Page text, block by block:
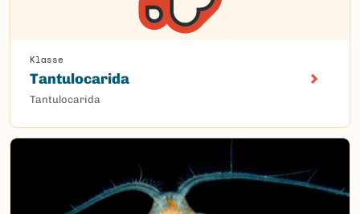
Klasse
Tantulocarida
Tantulocarida